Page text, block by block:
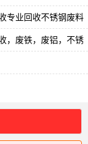
专业回收不锈钢废料
，废铁，废铝，不锈